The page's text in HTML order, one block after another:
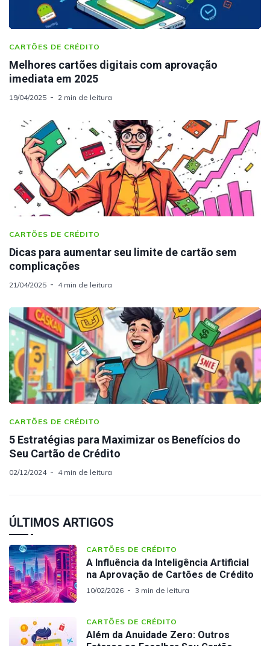
CARTÕES DE CRÉDITO
Melhores cartões digitais com aprovação
imediata em 2025
19/04/2025 2 min de leitura
CARTÕES DE CRÉDITO
Dicas para aumentar seu limite de cartão sem
complicações
21/04/2025 4 min de leitura
CARTÕES DE CRÉDITO
5 Estratégias para Maximizar os Benefícios do
Seu Cartão de Crédito
02/12/2024 4 min de leitura
ÚLTIMOS ARTIGOS
CARTÕES DE CRÉDITO
A Influência da Inteligência Artificial
na Aprovação de Cartões de Crédito
10/02/2026 3 min de leitura
CARTÕES DE CRÉDITO
Além da Anuidade Zero: Outros